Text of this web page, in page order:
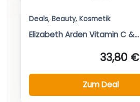
Deals, Beauty, Kosmetik
Elizabeth Arden Vitamin C &...
33,80 €
Zum Deal